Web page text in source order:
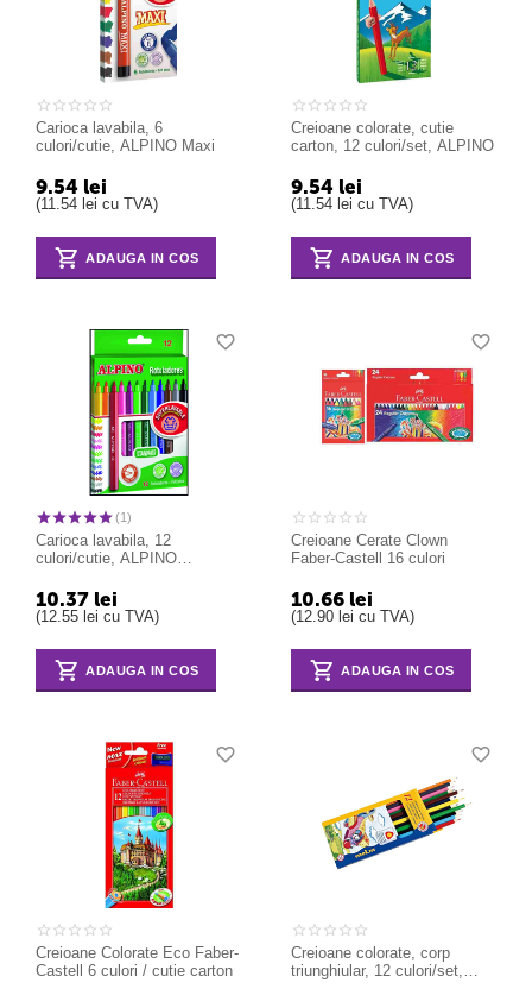
Carioca lavabila, 6
culori/cutie, ALPINO Maxi
9.54 lei
(11.54 lei cu TVA)
ADAUGA IN COS
Creioane colorate, cutie
carton, 12 culori/set, ALPINO
9.54 lei
(11.54 lei cu TVA)
ADAUGA IN COS
(1)
Carioca lavabila, 12
culori/cutie, ALPINO
10.37 lei
(12.55 lei cu TVA)
ADAUGA IN COS
Creioane Cerate Clown
Faber-Castell 16 culori
10.66 lei
(12.90 lei cu TVA)
ADAUGA IN COS
Creioane Colorate Eco Faber-
Castell 6 culori / cutie carton
Creioane colorate, corp
triunghiular, 12 culori/set,